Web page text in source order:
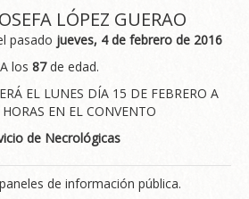
LÓPEZ GUERAO
pasado jueves, 4 de febrero de 2016
A los 87de edad.
EL LUNES DÍA 15 DE FEBRERO A
EN EL CONVENTO
de Necrológicas
de información pública.